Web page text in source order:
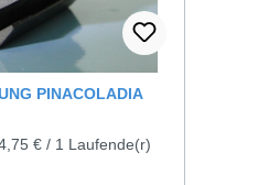
PINACOLADIA
€ / 1 Laufende(r)